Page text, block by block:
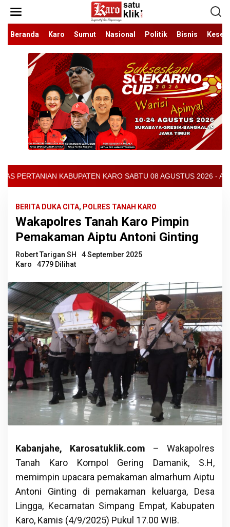
konten
Beranda
Karo Sumut Nasional Politik Bisnis
KARO SABTU 08 AGUSTUS 2026 - ARCIS BERASTAGI :
BERITA DUKA CITA, POLRES TANAH KARO
Wakapolres Tanah Karo Pimpin
Pemakaman Aiptu Antoni Ginting
Robert Tarigan SH
4 September 2025
Karo
4779 Dilihat
Kabanjahe, Karosatuklik.com – Wakapolres
Tanah Karo Kompol Gering Damanik, S.H,
memimpin upacara pemakaman almarhum Aiptu
Antoni Ginting di pemakaman keluarga, Desa
Lingga, Kecamatan Simpang Empat, Kabupaten
Karo, Kamis (4/9/2025) Pukul 17.00 WIB.